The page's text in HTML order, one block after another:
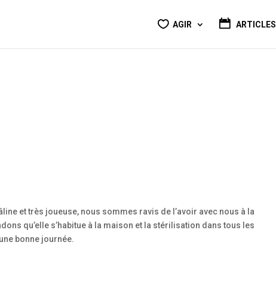
AGIR ARTICLES
et très joueuse, nous sommes ravis de l’avoir avec nous à la
qu’elle s’habitue à la maison et la stérilisation dans tous les
bonne journée.